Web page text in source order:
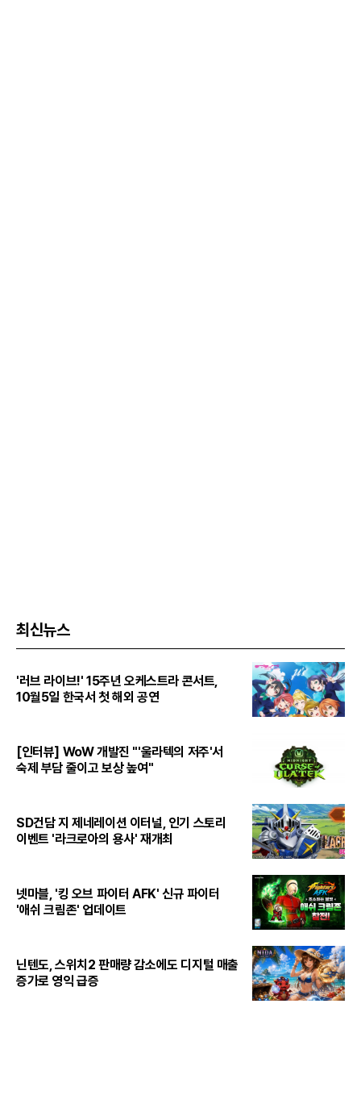
최신뉴스
'러브 라이브!' 15주년 오케스트라 콘서트,
10월5일 한국서 첫 해외 공연
[인터뷰] WoW 개발진 "'울라텍의 저주'서
숙제 부담 줄이고 보상 높여"
SD건담 지 제네레이션 이터널, 인기 스토리
이벤트 '라크로아의 용사' 재개최
넷마블, '킹 오브 파이터 AFK' 신규 파이터
'애쉬 크림존' 업데이트
닌텐도, 스위치2 판매량 감소에도 디지털 매출
증가로 영익 급증